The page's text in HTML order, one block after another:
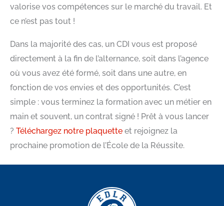
valorise vos compétences sur le marché du travail. Et
ce n’est pas tout !
Dans la majorité des cas, un CDI vous est proposé
directement à la fin de l’alternance, soit dans l’agence
où vous avez été formé, soit dans une autre, en
fonction de vos envies et des opportunités. C’est
simple : vous terminez la formation avec un métier en
main et souvent, un contrat signé ! Prêt à vous lancer
? Téléchargez notre plaquette et rejoignez la
prochaine promotion de l’École de la Réussite.